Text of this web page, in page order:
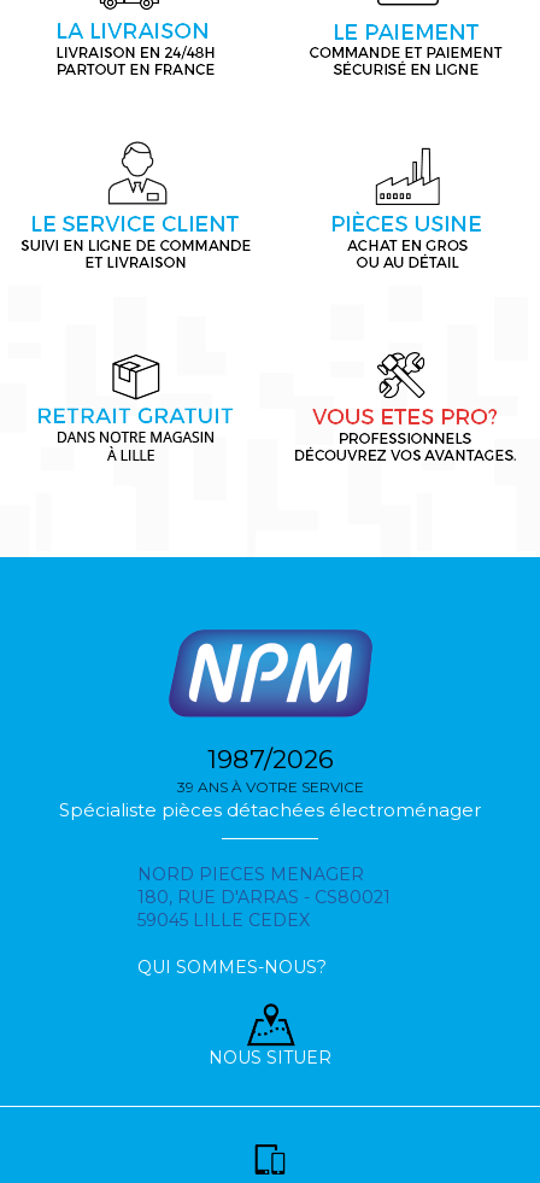
1987/2026
39 ANS À VOTRE SERVICE
Spécialiste pièces détachées électroménager
NORD PIECES MENAGER
180, RUE D'ARRAS - CS80021
59045 LILLE CEDEX
QUI SOMMES-NOUS?
NOUS SITUER